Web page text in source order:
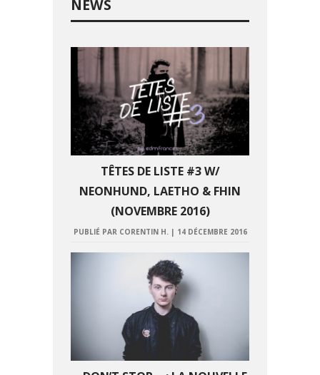
NEWS
TÊTES DE LISTE #3 W/
NEONHUND, LAETHO & FHIN
(NOVEMBRE 2016)
PUBLIÉ PAR CORENTIN H.| 14 DÉCEMBRE 2016